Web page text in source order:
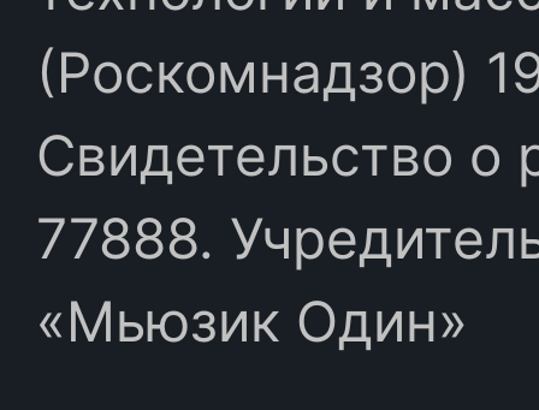
(Роскомнадзор)
Свидетельство
77888.
«Мьюзик Один»